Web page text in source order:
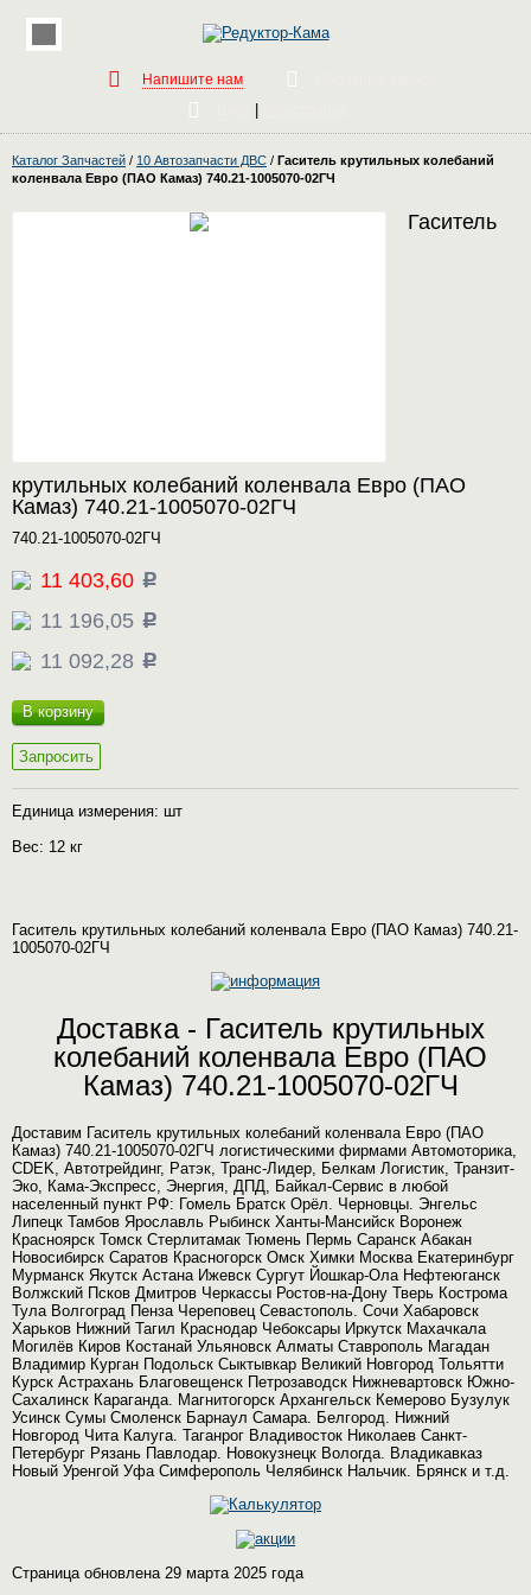
Напишите нам
Каталог Запчастей / 10 Автозапчасти ДВС / Гаситель крутильных колебаний
коленвала Евро (ПАО Камаз) 740.21-1005070-02ГЧ
Гаситель
крутильных колебаний коленвала Евро (ПАО
Камаз) 740.21-1005070-02ГЧ
740.21-1005070-02ГЧ
11 403,60 c
11 196,05 c
11 092,28 c
В корзину
Запросить
Единица измерения: шт
Вес: 12 кг
Гаситель крутильных колебаний коленвала Евро (ПАО Камаз) 740.21-
1005070-02ГЧ
Доставка - Гаситель крутильных
колебаний коленвала Евро (ПАО
Камаз) 740.21-1005070-02ГЧ
Доставим Гаситель крутильных колебаний коленвала Евро (ПАО
Камаз) 740.21-1005070-02ГЧ логистическими фирмами Автомоторика,
CDEK, Автотрейдинг, Ратэк, Транс-Лидер, Белкам Логистик, Транзит-
Эко, Кама-Экспресс, Энергия, ДПД, Байкал-Сервис в любой
населенный пункт РФ: Гомель Братск Орёл. Черновцы. Энгельс
Липецк Тамбов Ярославль Рыбинск Ханты-Мансийск Воронеж
Красноярск Томск Стерлитамак Тюмень Пермь Саранск Абакан
Новосибирск Саратов Красногорск Омск Химки Москва Екатеринбург
Мурманск Якутск Астана Ижевск Сургут Йошкар-Ола Нефтеюганск
Волжский Псков Дмитров Черкассы Ростов-на-Дону Тверь Кострома
Тула Волгоград Пенза Череповец Севастополь. Сочи Хабаровск
Харьков Нижний Тагил Краснодар Чебоксары Иркутск Махачкала
Могилёв Киров Костанай Ульяновск Алматы Ставрополь Магадан
Владимир Курган Подольск Сыктывкар Великий Новгород Тольятти
Курск Астрахань Благовещенск Петрозаводск Нижневартовск Южно-
Сахалинск Караганда. Магнитогорск Архангельск Кемерово Бузулук
Усинск Сумы Смоленск Барнаул Самара. Белгород. Нижний
Новгород Чита Калуга. Таганрог Владивосток Николаев Санкт-
Петербург Рязань Павлодар. Новокузнецк Вологда. Владикавказ
Новый Уренгой Уфа Симферополь Челябинск Нальчик. Брянск и т.д.
Страница обновлена 29 марта 2025 года